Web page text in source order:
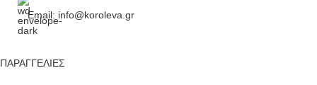
Email: info@koroleva.gr
ΠΑΡΑΓΓΕΛΊΕΣ